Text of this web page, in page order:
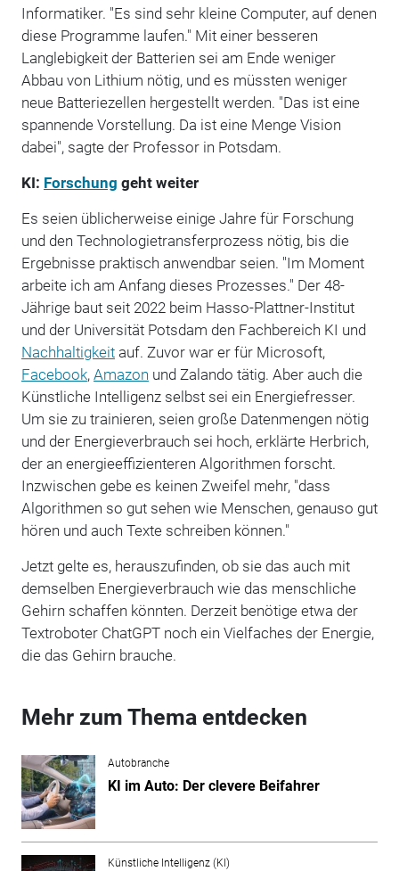
Informatiker. "Es sind sehr kleine Computer, auf denen
diese Programme laufen." Mit einer besseren
Langlebigkeit der Batterien sei am Ende weniger
Abbau von Lithium nötig, und es müssten weniger
neue Batteriezellen hergestellt werden. "Das ist eine
spannende Vorstellung. Da ist eine Menge Vision
dabei", sagte der Professor in Potsdam.
KI: Forschung geht weiter
Es seien üblicherweise einige Jahre für Forschung
und den Technologietransferprozess nötig, bis die
Ergebnisse praktisch anwendbar seien. "Im Moment
arbeite ich am Anfang dieses Prozesses." Der 48-
Jährige baut seit 2022 beim Hasso-Plattner-Institut
und der Universität Potsdam den Fachbereich KI und
Nachhaltigkeitauf. Zuvor war er für Microsoft,
Facebook, Amazon und Zalando tätig. Aber auch die
Künstliche Intelligenz selbst sei ein Energiefresser.
Um sie zu trainieren, seien große Datenmengen nötig
und der Energieverbrauch sei hoch, erklärte Herbrich,
der an energieeffizienteren Algorithmen forscht.
Inzwischen gebe es keinen Zweifel mehr, "dass
Algorithmen so gut sehen wie Menschen, genauso gut
hören und auch Texte schreiben können."
Jetzt gelte es, herauszufinden, ob sie das auch mit
demselben Energieverbrauch wie das menschliche
Gehirn schaffen könnten. Derzeit benötige etwa der
Textroboter ChatGPT noch ein Vielfaches der Energie,
die das Gehirn brauche.
Mehr zum Thema entdecken
Autobranche
KI im Auto: Der clevere Beifahrer
Künstliche Intelligenz (KI)